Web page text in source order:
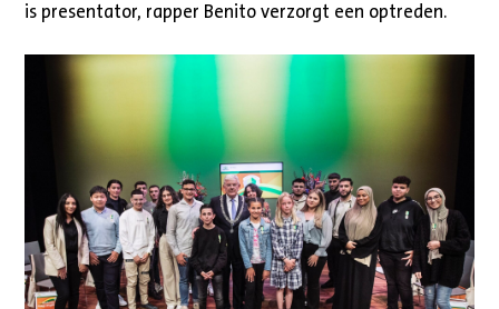
is presentator, rapper Benito verzorgt een optreden.